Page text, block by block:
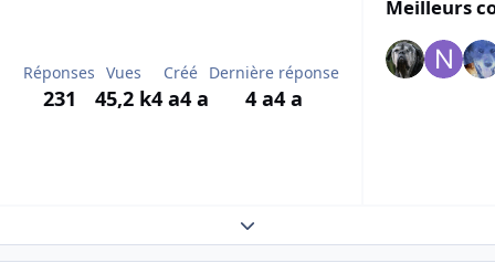
Réponses
231
Vues
45,2 k
Créé
4 a4 a
Dernière réponse
4 a4 a
Meilleurs
Expand topic overview